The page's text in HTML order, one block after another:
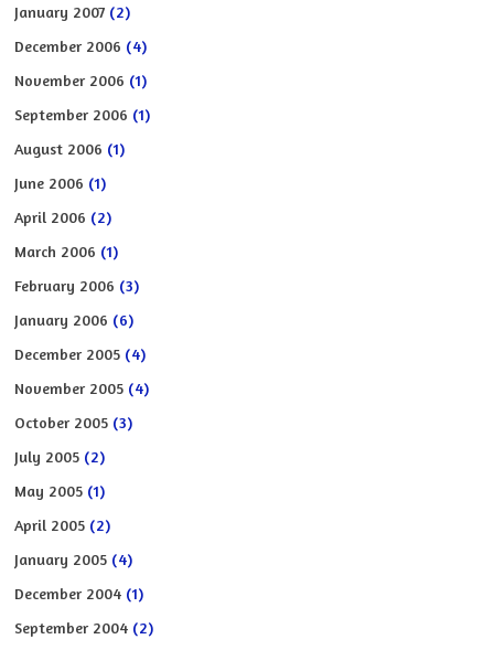
January 2007 (2)
December 2006 (4)
November 2006 (1)
September 2006 (1)
August 2006 (1)
June 2006 (1)
April 2006 (2)
March 2006 (1)
February 2006 (3)
January 2006 (6)
December 2005 (4)
November 2005 (4)
October 2005 (3)
July 2005 (2)
May 2005 (1)
April 2005 (2)
January 2005 (4)
December 2004 (1)
September 2004 (2)